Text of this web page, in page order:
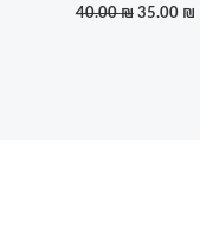
40.00₪ 35.00 ₪